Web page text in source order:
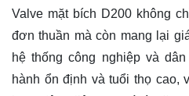
Valve mặt bích D200 không
đơn thuần mà còn mang lại
hệ thống công nghiệp và
hành ổn định và tuổi thọ cao,